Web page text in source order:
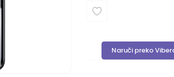
Naruči preko